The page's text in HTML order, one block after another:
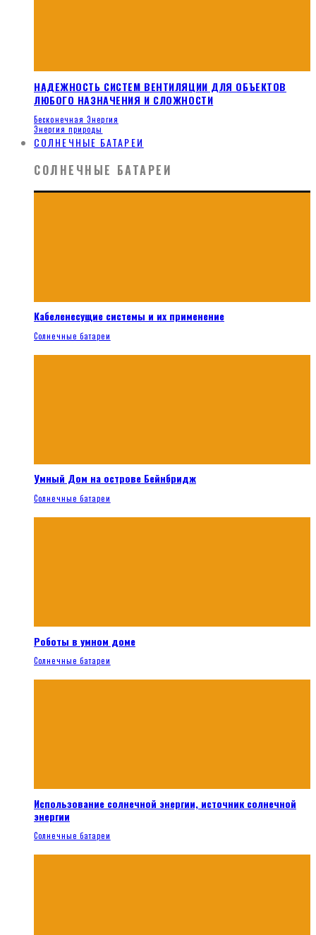
НАДЕЖНОСТЬ СИСТЕМ ВЕНТИЛЯЦИИ ДЛЯ ОБЪЕКТОВ
ЛЮБОГО НАЗНАЧЕНИЯ И СЛОЖНОСТИ
Бесконечная Энергия
Энергия природы
СОЛНЕЧНЫЕ БАТАРЕИ
СОЛНЕЧНЫЕ БАТАРЕИ
Кабеленесущие системы и их применение
Солнечные батареи
Умный Дом на острове Бейнбридж
Солнечные батареи
Роботы в умном доме
Солнечные батареи
Использование солнечной энергии, источник солнечной
энергии
Солнечные батареи